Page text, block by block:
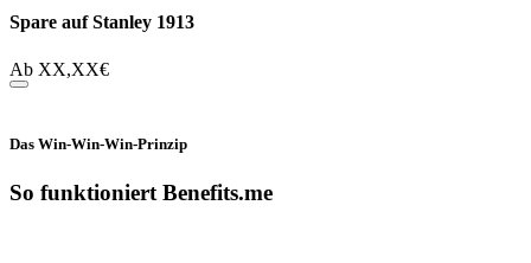
Spare auf Stanley 1913
Ab XX,XX€
Das Win-Win-Win-Prinzip
So funktioniert Benefits.me